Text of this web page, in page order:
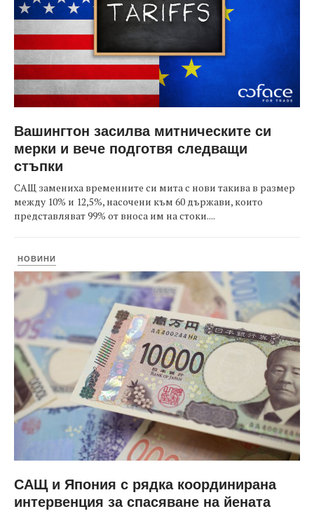
Вашингтон засилва митническите си
мерки и вече подготвя следващи
стъпки
САЩ замениха временните си мита с нови такива в размер
между 10% и 12,5%, насочени към 60 държави, които
представляват 99% от вноса им на стоки....
НОВИНИ
САЩ и Япония с рядка координирана
интервенция за спасяване на йената